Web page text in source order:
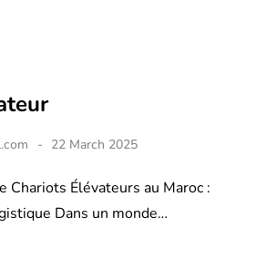
22 March 2025
Chariots Élévateurs au Maroc :
Dans un monde…